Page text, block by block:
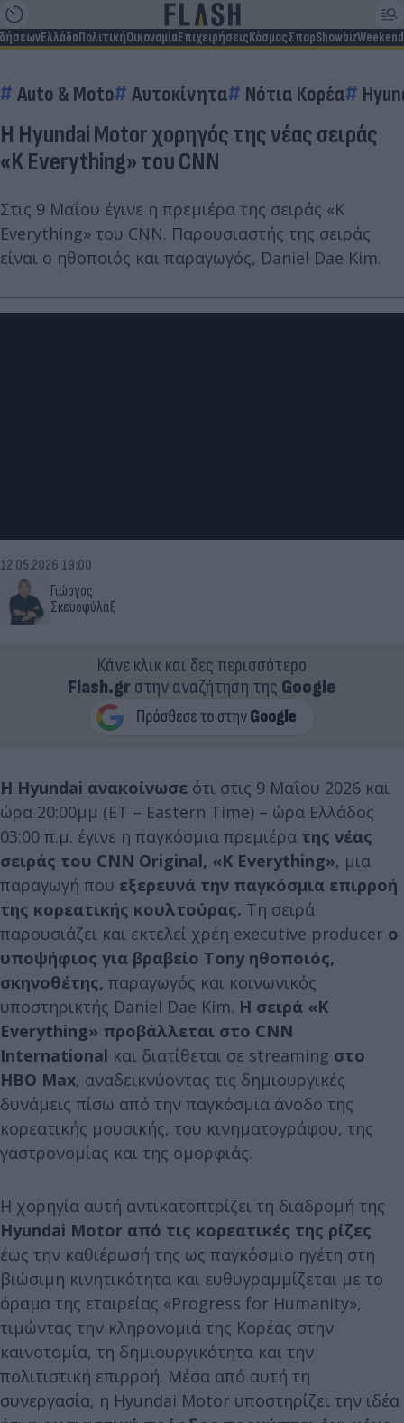
ΕλλάδαΠολιτικήΟικονομίαΕπιχειρήσειςΚόσμοςΣπορShowbizWeekend
Auto & Moto Αυτοκίνητα Νότια Κορέα
Η Hyundai Motor χορηγός της νέας σειράς
«K Everything» του CNN
Στις 9 Μαΐου έγινε η πρεμιέρα της σειράς «K
Everything» του CNN. Παρουσιαστής της σειράς
είναι ο ηθοποιός και παραγωγός, Daniel Dae Kim.
Γιώργος
Σκευοφύλαξ
12.05.2026 19:00
Κάνε κλικ και δες περισσότερο
Flash.grστην αναζήτηση της Google
Η Hyundai ανακοίνωσε ότι στις 9 Μαΐου 2026 και
ώρα 20:00μμ (ET – Εastern Time) – ώρα Ελλάδος
03:00 π.μ. έγινε η παγκόσμια πρεμιέρα της νέας
σειράς του CNN Original, «K Everything», μια
παραγωγή που εξερευνά την παγκόσμια επιρροή
της κορεατικής κουλτούρας. Τη σειρά
παρουσιάζει και εκτελεί χρέη executive producer ο
υποψήφιος για βραβείο Tony ηθοποιός,
σκηνοθέτης, παραγωγός και κοινωνικός
υποστηρικτής Daniel Dae Kim. Η σειρά «K
Everything» προβάλλεται στο CNN
International και διατίθεται σε streaming στο
HBO Max, αναδεικνύοντας τις δημιουργικές
δυνάμεις πίσω από την παγκόσμια άνοδο της
κορεατικής μουσικής, του κινηματογράφου, της
γαστρονομίας και της ομορφιάς.
Η χορηγία αυτή αντικατοπτρίζει τη διαδρομή της
Hyundai Motor από τις κορεατικές της ρίζες
έως την καθιέρωσή της ως παγκόσμιο ηγέτη στη
βιώσιμη κινητικότητα και ευθυγραμμίζεται με το
όραμα της εταιρείας «Progress for Humanity»,
τιμώντας την κληρονομιά της Κορέας στην
καινοτομία, τη δημιουργικότητα και την
πολιτιστική επιρροή. Μέσα από αυτή τη
συνεργασία, η Hyundai Motor υποστηρίζει την ιδέα